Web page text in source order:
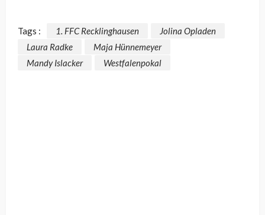
Tags : 1. FFC Recklinghausen
Jolina Opladen
Laura Radke
Maja Hünnemeyer
Mandy Islacker
Westfalenpokal